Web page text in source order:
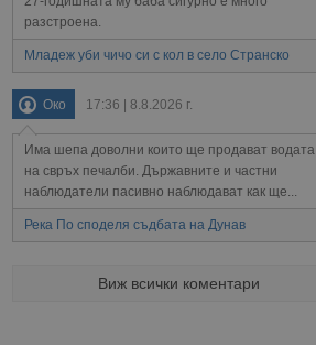
разстроена.
Младеж уби чичо си с кол в село Странско
Око 17:36 | 8.8.2026 г.
Има шепа доволни които ще продават водата
на свръх печалби. Държавните и частни
наблюдатели пасивно наблюдават как ще...
Река По споделя съдбата на Дунав
Виж всички коментари
зададена от уеб
неразрешеното
известно като
Той не съдържа
при затваряне
на съгласието на
за тяхното
данни за съгласието
политики и
че техните
между хората